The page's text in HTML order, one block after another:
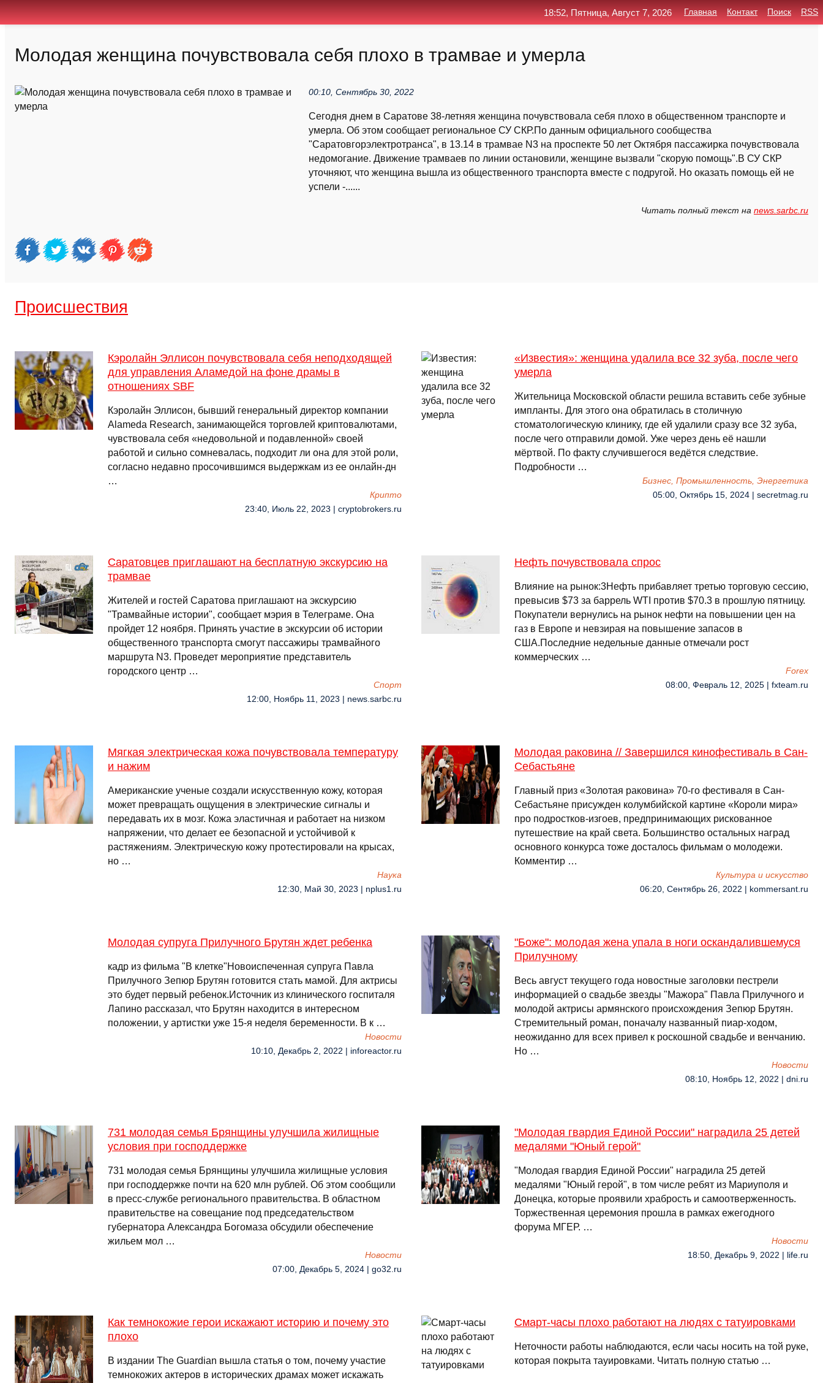
Молодая женщина почувствовала себя плохо в трамвае и умерла
00:10, Сентябрь 30, 2022
Сегодня днем в Саратове 38-летняя женщина почувствовала себя плохо в общественном транспорте и
умерла. Об этом сообщает региональное СУ СКР.По данным официального сообщества
"Саратовгорэлектротранса", в 13.14 в трамвае N3 на проспекте 50 лет Октября пассажирка почувствовала
недомогание. Движение трамваев по линии остановили, женщине вызвали "скорую помощь".В СУ СКР
уточняют, что женщина вышла из общественного транспорта вместе с подругой. Но оказать помощь ей не
успели -......
Читать полный текст на news.sarbc.ru
Происшествия
Кэролайн Эллисон почувствовала себя неподходящей
для управления Аламедой на фоне драмы в
отношениях SBF
Кэролайн Эллисон, бывший генеральный директор компании
Alameda Research, занимающейся торговлей криптовалютами,
чувствовала себя «недовольной и подавленной» своей
работой и сильно сомневалась, подходит ли она для этой роли,
согласно недавно просочившимся выдержкам из ее онлайн-дн
…
Крипто
23:40, Июль 22, 2023 | cryptobrokers.ru
«Известия»: женщина удалила все 32 зуба, после чего
умерла
Жительница Московской области решила вставить себе зубные
импланты. Для этого она обратилась в столичную
стоматологическую клинику, где ей удалили сразу все 32 зуба,
после чего отправили домой. Уже через день её нашли
мёртвой. По факту случившегося ведётся следствие.
Подробности …
Бизнес, Промышленность, Энергетика
05:00, Октябрь 15, 2024 | secretmag.ru
Саратовцев приглашают на бесплатную экскурсию на
трамвае
Жителей и гостей Саратова приглашают на экскурсию
"Трамвайные истории", сообщает мэрия в Телеграме. Она
пройдет 12 ноября. Принять участие в экскурсии об истории
общественного транспорта смогут пассажиры трамвайного
маршрута N3. Проведет мероприятие представитель
городского центр …
Спорт
12:00, Ноябрь 11, 2023 | news.sarbc.ru
Нефть почувствовала спрос
Влияние на рынок:3Нефть прибавляет третью торговую сессию,
превысив $73 за баррель WTI против $70.3 в прошлую пятницу.
Покупатели вернулись на рынок нефти на повышении цен на
газ в Европе и невзирая на повышение запасов в
США.Последние недельные данные отмечали рост
коммерческих …
Forex
08:00, Февраль 12, 2025 | fxteam.ru
Мягкая электрическая кожа почувствовала температуру
и нажим
Американские ученые создали искусственную кожу, которая
может превращать ощущения в электрические сигналы и
передавать их в мозг. Кожа эластичная и работает на низком
напряжении, что делает ее безопасной и устойчивой к
растяжениям. Электрическую кожу протестировали на крысах,
но …
Наука
12:30, Май 30, 2023 | nplus1.ru
Молодая раковина // Завершился кинофестиваль в Сан-
Себастьяне
Главный приз «Золотая раковина» 70-го фестиваля в Сан-
Себастьяне присужден колумбийской картине «Короли мира»
про подростков-изгоев, предпринимающих рискованное
путешествие на край света. Большинство остальных наград
основного конкурса тоже досталось фильмам о молодежи.
Комментир …
Культура и искусство
06:20, Сентябрь 26, 2022 | kommersant.ru
Молодая супруга Прилучного Брутян ждет ребенка
кадр из фильма "В клетке"Новоиспеченная супруга Павла
Прилучного Зепюр Брутян готовится стать мамой. Для актрисы
это будет первый ребенок.Источник из клинического госпиталя
Лапино рассказал, что Брутян находится в интересном
положении, у артистки уже 15-я неделя беременности. В к …
Новости
10:10, Декабрь 2, 2022 | inforeactor.ru
"Боже": молодая жена упала в ноги оскандалившемуся
Прилучному
Весь август текущего года новостные заголовки пестрели
информацией о свадьбе звезды "Мажора" Павла Прилучного и
молодой актрисы армянского происхождения Зепюр Брутян.
Стремительный роман, поначалу названный пиар-ходом,
неожиданно для всех привел к роскошной свадьбе и венчанию.
Но …
Новости
08:10, Ноябрь 12, 2022 | dni.ru
731 молодая семья Брянщины улучшила жилищные
условия при господдержке
731 молодая семья Брянщины улучшила жилищные условия
при господдержке почти на 620 млн рублей. Об этом сообщили
в пресс-службе регионального правительства. В областном
правительстве на совещание под председательством
губернатора Александра Богомаза обсудили обеспечение
жильем мол …
Новости
07:00, Декабрь 5, 2024 | go32.ru
"Молодая гвардия Единой России" наградила 25 детей
медалями "Юный герой"
"Молодая гвардия Единой России" наградила 25 детей
медалями "Юный герой", в том числе ребят из Мариуполя и
Донецка, которые проявили храбрость и самоотверженность.
Торжественная церемония прошла в рамках ежегодного
форума МГЕР. …
Новости
18:50, Декабрь 9, 2022 | life.ru
Как темнокожие герои искажают историю и почему это
плохо
В издании The Guardian вышла статья о том, почему участие
темнокожих актеров в исторических драмах может искажать
Смарт-часы плохо работают на людях с татуировками
Неточности работы наблюдаются, если часы носить на той руке,
которая покрыта тауировками. Читать полную статью …
18:52, Пятница, Август 7, 2026 Главная Контакт Поиск RSS